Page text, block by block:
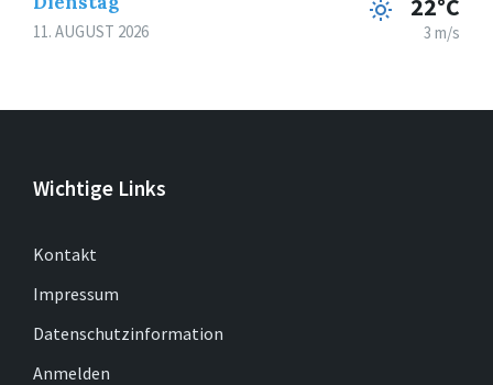
11. AUGUST 2026 3 m/s
Wichtige Links
Kontakt
Impressum
Datenschutzinformation
Anmelden